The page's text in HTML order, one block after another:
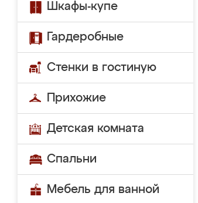
Шкафы-купе
Гардеробные
Стенки в гостиную
Прихожие
Детская комната
Спальни
Мебель для ванной